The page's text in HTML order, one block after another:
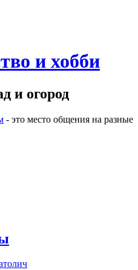
и хобби
и огород
- это место общения на разные